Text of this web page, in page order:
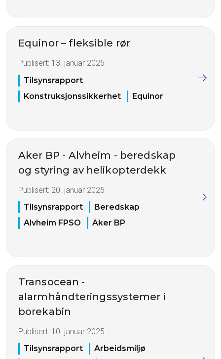
Equinor – fleksible rør
Publisert: 13. januar 2025
Tilsynsrapport
Konstruksjonssikkerhet
Equinor
Aker BP - Alvheim - beredskap
og styring av helikopterdekk
Publisert: 20. januar 2025
Tilsynsrapport
Beredskap
Alvheim FPSO
Aker BP
Transocean -
alarmhåndteringssystemer i
borekabin
Publisert: 10. januar 2025
Tilsynsrapport
Arbeidsmiljø